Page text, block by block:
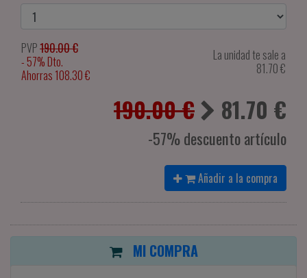
PVP190.00 €
- 57% Dto.
Ahorras 108.30 €
La unidad te sale a
81.70€
190.00 € 81.70 €
-57% descuento artículo
Añadir a la compra
MI COMPRA